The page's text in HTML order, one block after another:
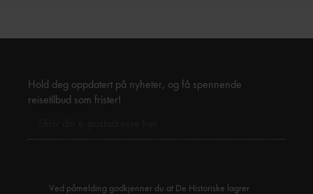
Hold deg oppdatert på nyheter, og få spennende
reisetilbud som frister!
Ved påmelding godkjenner du at De Historiske lagrer